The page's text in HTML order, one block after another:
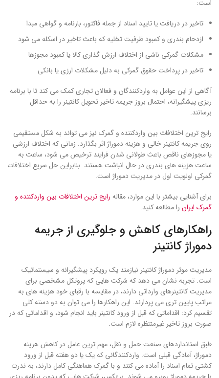
است:
تاخیر در دریافت یا تایید اسناد از جمله فاکتور، بارنامه و گواهی مبدا
ازدحام بندری و کمبود ظرفیت تخلیه که باعث تاخیر در اسکله می شود
مشکلات گمرکی ناشی از اختلاف ارزش گذاری کالا یا کمبود مجوزها
تاخیر در پرداخت حقوق گمرکی به دلیل مشکلات ارزی یا بانکی
آگاهی از این عوامل به واردکنندگان و فعالان تجاری کمک می کند تا با برنامه
ریزی پیشگیرانه، احتمال بروز جریمه تاخیر تحویل کانتینر را به حداقل
برسانند.
رایج ترین اختلافات بین واردکننده و گمرک نیز می تواند به شکل مستقیمی
روی جریمه کانتینر خالی و هزینه دموراژ اثر بگذارد. زمانی که اختلاف ارزشی
یا مجوزهای ناقص باعث طولانی شدن فرایند ترخیص می شود، ساعت به
ساعت هزینه های بندری در حال انباشت هستند. بنابراین حل سریع اختلافات
گمرکی اولویت اول در مدیریت دموراژ است.
برای آشنایی بیشتر با این موارد، مقاله رایج ترین اختلافات بین واردکننده و
گمرک ایران را مطالعه کنید.
راهکارهای کاهش و جلوگیری از جریمه
دموراژ کانتینر
مدیریت موثر دموراژ کانتینر نیازمند یک رویکرد پیشگیرانه و سیستماتیک
است. تجربه نشان می دهد که شرکت هایی که پروتکل مشخصی برای
مدیریت کانتینرهای وارداتی دارند، در مقایسه با رقبای خود هزینه های به
مراتب پایین تری می پردازند. این راهکارها را می توان به دو دسته کلی
تقسیم کرد: اقداماتی که قبل از ورود کانتینر باید انجام شود، و اقداماتی که در
صورت بروز تاخیر غیرمنتظره لازم است.
طبق استانداردهای صنعت حمل و نقل، مهم ترین عامل در کاهش هزینه
دموراژ، آمادگی قبلی است. واردکنندگانی که یک یا دو هفته قبل از ورود
کشتی تمام اسناد را آماده می کنند و با گمرک هماهنگی کامل دارند، به ندرت